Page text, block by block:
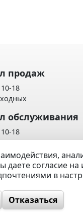
продаж
18
обслуживания
18
обработки
даете согласие
в
Отказаться